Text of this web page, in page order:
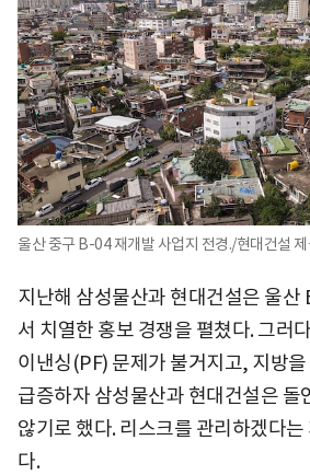
울산 중구 B-04 재개발 사업지 전경./현대건설
지난해 삼성물산과 현대건설은 울산
서 치열한 홍보 경쟁을 펼쳤다. 그러
이낸싱(PF) 문제가 불거지고, 지방을
급증하자 삼성물산과 현대건설은 돌
않기로 했다. 리스크를 관리하겠다
다.